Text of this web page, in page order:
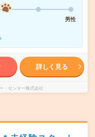
男性
詳しく見る
センター株式会社